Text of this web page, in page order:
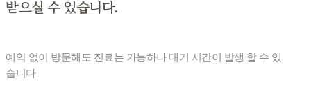
받으실 수 있습니다.
예약 없이 방문해도 진료는 가능하나 대기 시간이 발생 할 수 있
습니다.